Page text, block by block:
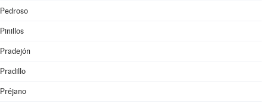
Pedroso
Pinillos
Pradejón
Pradillo
Préjano